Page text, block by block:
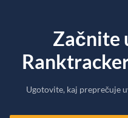
Začnite
Ugotovite, kaj preprečuje